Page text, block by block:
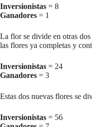
Inversionistas = 8
Ganadores = 1
La flor se divide en otras dos
las flores ya completas y
Inversionistas = 24
Ganadores = 3
Estas dos nuevas flores se
Inversionistas = 56